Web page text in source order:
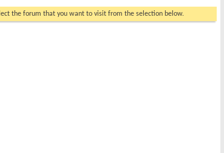
the forum that you want to visit from the selection below.